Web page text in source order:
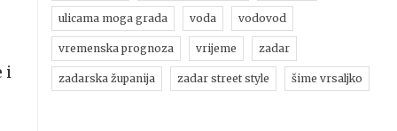
i
ulicama moga grada voda vodovod
vremenska prognoza vrijeme zadar
zadarska županija zadar street style šime vrsaljko